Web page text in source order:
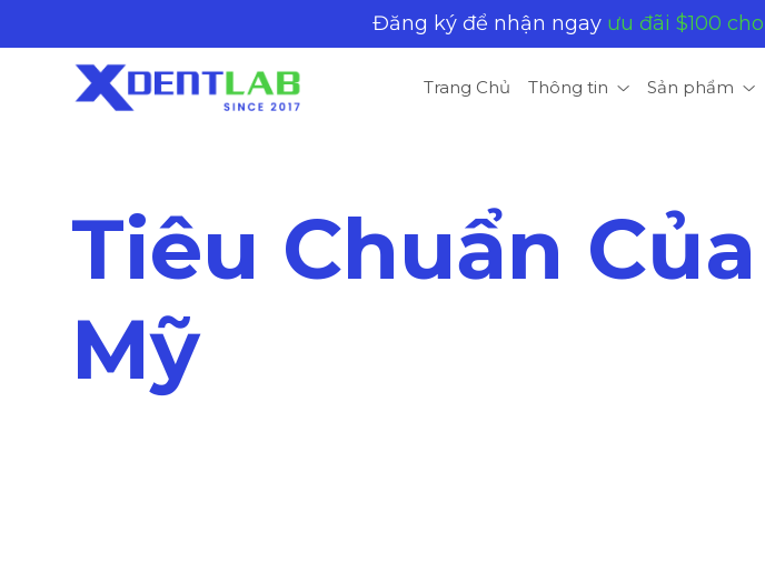
Đăng ký để nhận ngay ưu đãi $100
Trang Chủ Thông tin Sản phẩm
Tiêu Chuẩn
Mỹ